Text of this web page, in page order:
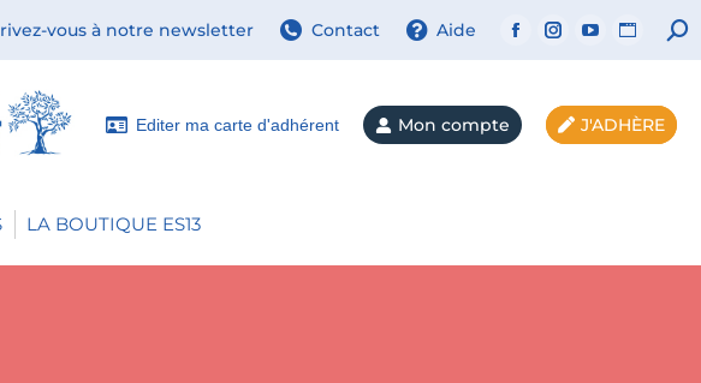
vous à notre newsletter Contact Aide
Editer ma carte d'adhérent Mon compte J'ADHÈRE
LA BOUTIQUE ES13